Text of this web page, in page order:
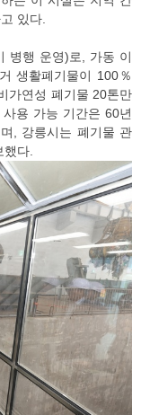
있다.
병행 운영)로, 가동 이
생활폐기물이 100％
가연성 폐기물 20톤만
용 가능 기간은 60년
, 강릉시는 폐기물 관
다.